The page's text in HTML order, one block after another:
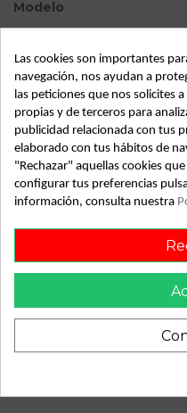
Modelo
Tipo vehículo
Almacén
SubAlmacén
SubSubAlmacén
ID: 789874
Fecha disponible: 2022-04-
Descripción
Recambio de motor
(b/cb0) 1.5 dci diesel | 0.01 -
referencia OEM IAM
Las cookies son importantes
navegación, nos ayudan a
las peticiones que nos solicites
propias y de terceros para
publicidad relacionada con tus
elaborado con tus hábitos de
"Rechazar" aquellas cookies
configurar tus preferencias
información, consulta nuestra